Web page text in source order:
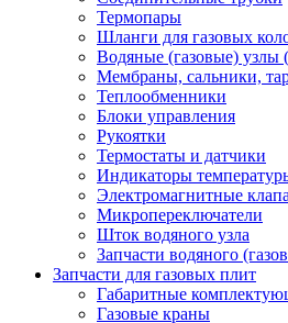
Термопары
Шланги для газовых
Водяные (газовые) узлы
Мембраны, сальники,
Теплообменники
Блоки управления
Рукоятки
Термостаты и датчики
Индикаторы
Электромагнитные
Микропереключатели
Шток водяного узла
Запчасти водяного
Запчасти для газовых плит
Габаритные
Газовые краны